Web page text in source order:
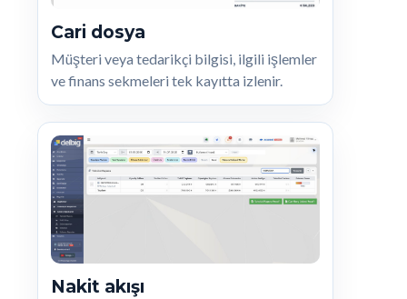
Cari dosya
Müşteri veya tedarikçi bilgisi, ilgili işlemler
ve finans sekmeleri tek kayıtta izlenir.
Nakit akışı